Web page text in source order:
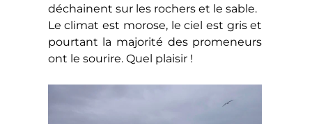
déchainent sur les rochers et le sable.
Le climat est morose, le ciel est gris et
pourtant la majorité des promeneurs
ont le sourire. Quel plaisir !